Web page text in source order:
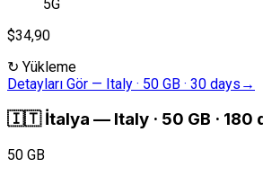
5G
$34,90
↻ Yükleme
Detayları Gör — Italy · 50 GB · 30 days →
🇮🇹 İtalya — Italy · 50 GB · 180
50 GB